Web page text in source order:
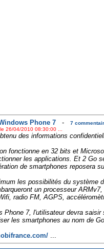
Phone 7-
7
26/04/2010 08:30:00 ...
des informations
fonctionne en 32 bits et
les applications. Et 2 Go
de smartphones reposera
les possibilités du système
un processeur
radio FM, AGPS,
Phone 7, l'utilisateur devra
les smartphones au nom de
...